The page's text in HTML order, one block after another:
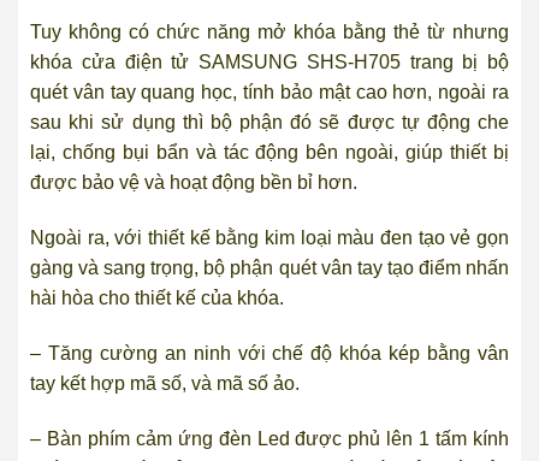
Tuy không có chức năng mở khóa bằng thẻ từ nhưng
khóa cửa điện tử SAMSUNG SHS-H705 trang bị bộ
quét vân tay quang học, tính bảo mật cao hơn, ngoài ra
sau khi sử dụng thì bộ phận đó sẽ được tự động che
lại, chống bụi bẩn và tác động bên ngoài, giúp thiết bị
được bảo vệ và hoạt động bền bỉ hơn.
Ngoài ra, với thiết kế bằng kim loại màu đen tạo vẻ gọn
gàng và sang trọng, bộ phận quét vân tay tạo điểm nhấn
hài hòa cho thiết kế của khóa.
– Tăng cường an ninh với chế độ khóa kép bằng vân
tay kết hợp mã số, và mã số ảo.
– Bàn phím cảm ứng đèn Led được phủ lên 1 tấm kính